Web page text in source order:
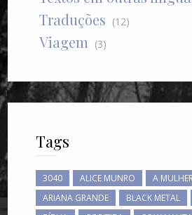
Traduções (12)
Viagem (3)
Tags
3040 ALICE MUNRO
A
ARIANA GRANDE
BLACK METAL